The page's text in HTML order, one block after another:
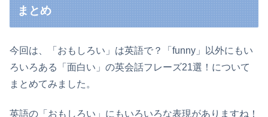
まとめ
今回は、「おもしろい」は英語で？「funny」以外にもい
ろいろある「面白い」の英会話フレーズ21選！について
まとめてみました。
英語の「おもしろい」にもいろいろな表現がありますね！